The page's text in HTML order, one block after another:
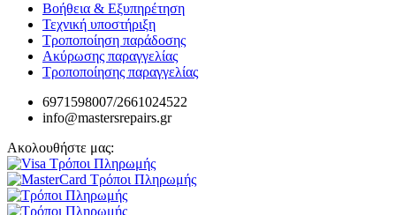
Βοήθεια & Εξυπηρέτηση
Τεχνική υποστήριξη
Τροποποίηση παράδοσης
Ακύρωσης παραγγελίας
Τροποποίησης παραγγελίας
6971598007/2661024522
info@mastersrepairs.gr
Ακολουθήστε μας: